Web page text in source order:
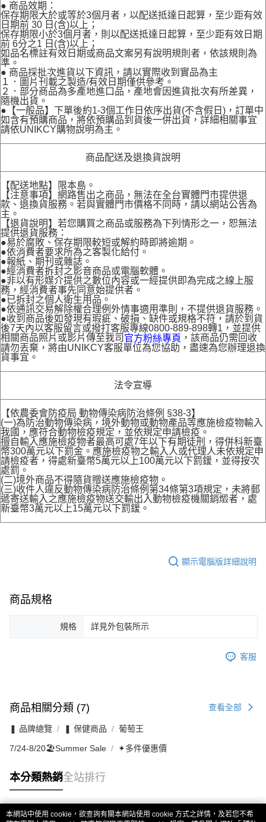
● 商品效期：
保存期限大於或等於3個月者，以配送抵達日起算，至少距有效
日期前 30 日(含)以上；
保存期限小於3個月者，則以配送抵達日起算，至少距有效日期
前 6分之1 日(含)以上；
如品名標註有效日期或商品文案另有說明規則者，依該規則為
準。
● 商品採批次進貨以下資訊，請以實際收到實品為主
１．圖片刊載之製造/有效日期僅供參考。
２．部分商品為多產地進口品，產地會因進貨批次有所差異，
隨機出貨。
●【一般品】下單後約1-3個工作日依序出貨(不含假日)，訂單中
如含有預購商品，將依預購品到貨後一併出貨，詳細相關事宜
請依UNIKCY購物說明為主。
商品配送及退換貨說明
【配送地點】限本島。
【注意事項】網路售出之商品，無法在全台實體門市提供退
款、退換貨服務。若與實體門市價格不同時，請以網站公告為
主。
【退貨說明】若您購買之商品或服務為下列情形之一，恕無法
提供退貨服務：
●易於腐敗、保存期限較短或解約時即將逾期。
●依消費者要求所為之客製化給付。
●報紙、期刊或雜誌。
●經消費者拆封之影音商品或電腦軟體。
●非以有形媒介提供之數位內容或一經提供即為完成之線上服
務，經消費者事先同意始提供者。
●已拆封之個人衛生用品。
●依通訊交易解除權合理例外情事適用準則，不提供退貨服務。
●收到商品後如發現有瑕疵、破損、缺件或規格不符，請於到貨
後7天內以客服留言或撥打客服專線0800-889-898轉1，並提供
相關商品照片或影片傳至我司 官方粉絲專頁 ，該商品仍需回收
請勿丟棄，將由UNIKCY客服單位為您協助，盡速為您辦理退換
貨事宜。
法令宣導
【依農委會防疫局 動物傳染病防治條例 §38-3】
(一)為防治動物傳染病，境外動物或動物產品等應施檢疫物輸入
我國，應符合動物檢疫規定，並依規定申請檢疫。
擅自輸入應施檢疫物者最高可處7年以下有期徒刑，得併科新臺
幣300萬元以下罰金。應施檢疫物之輸入人或代理人未依規定申
請檢疫者，得處新臺幣5萬元以上100萬元以下罰鍰，並得按次
處罰。
(二)境外商品不得隨貨贈送應施檢疫物。
(三)收件人違反動物傳染病防治條例第34條第3項規定，未將郵
遞寄送輸入之應施檢疫物送交輸出入動物檢疫機關銷燬者，處
新臺幣3萬元以上15萬元以下罰鍰。
顯示電腦版詳細說明
商品規格
規格 詳見外包裝所示
客服
商品相關分類 (7) 查看全部
❚ 品牌總覽 ❚ 保健商品 葡萄王
7/24-8/20🏖️Summer Sale ✦多件優惠價
本分類熱銷全站排行
本網站中使用 cookie，欲查詢有關本網站使用 cookie 方式之詳情，及若您不希